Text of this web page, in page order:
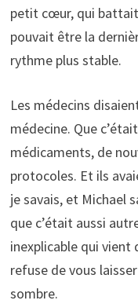
petit cœur, qui
pouvait être la
rythme plus stable.
Les médecins
médecine. Que
médicaments, de
protocoles. Et ils
je savais, et Michael
que c’était aussi
inexplicable qui vient
refuse de vous
sombre.